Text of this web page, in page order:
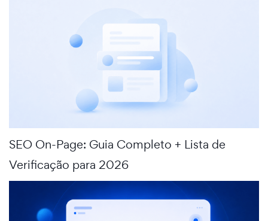
SEO On-Page: Guia Completo + Lista de
Verificação para 2026